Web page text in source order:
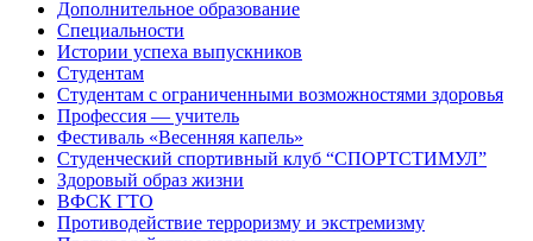
Дополнительное образование
Специальности
Истории успеха выпускников
Студентам
Студентам с ограниченными возможностями здоровья
Профессия — учитель
Фестиваль «Весенняя капель»
Студенческий спортивный клуб “СПОРТСТИМУЛ”
Здоровый образ жизни
ВФСК ГТО
Противодействие терроризму и экстремизму